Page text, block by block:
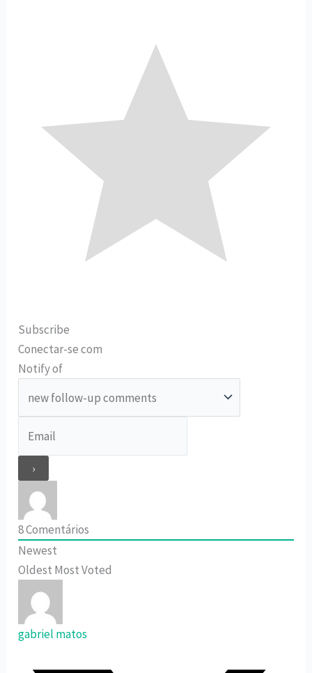
Subscribe
Conectar-se com
Notify of
8Comentários
Newest
Oldest Most Voted
gabriel matos